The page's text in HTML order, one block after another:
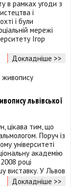
в рамках угоди з
і
і були
мережі
Ігор
Докладніше >>
львівської
цікава тим, що
Поруч із
університеті
академію
році
виставку. У Львов
Докладніше >>